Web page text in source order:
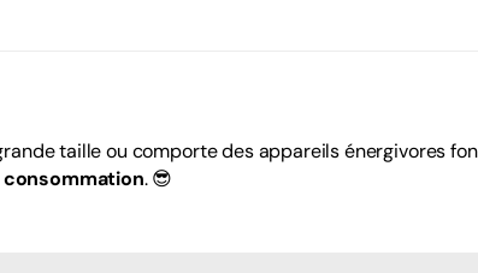
taille ou comporte des appareils énergivores
. 😎